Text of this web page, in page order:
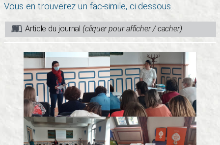
Vous en trouverez un fac-simile, ci dessous.
Article du journal (cliquer pour afficher / cacher)